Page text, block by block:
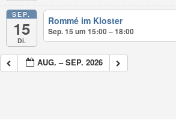
SEP.
15
Di.
Rommé im Kloster
Sep. 15 um 15:00 – 18:00
AUG. – SEP. 2026